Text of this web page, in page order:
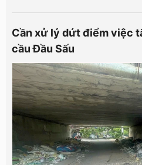
Cần xử lý dứt điểm việc
cầu Đầu Sấu